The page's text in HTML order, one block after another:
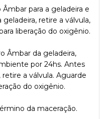
para a geladeira e
retire a válvula,
liberação do oxigênio.
Âmbar da geladeira,
por 24hs. Antes
a válvula. Aguarde
do oxigênio.
da maceração.